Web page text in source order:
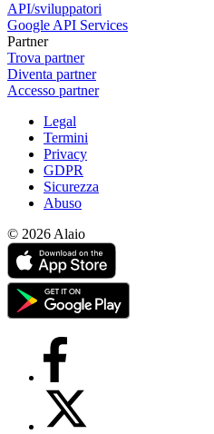
API/sviluppatori
Google API Services
Partner
Trova partner
Diventa partner
Accesso partner
Legal
Termini
Privacy
GDPR
Sicurezza
Abuso
© 2026 Alaio